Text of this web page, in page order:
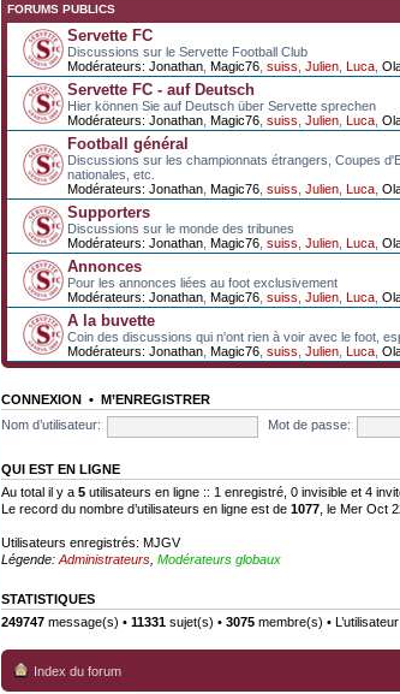
FORUMS PUBLICS
Servette FC
Discussions sur le Servette Football Club
Modérateurs: Jonathan Magic76 suiss Julien Luca
Servette FC - auf Deutsch
Hier können Sie auf Deutsch über Servette sprechen
Modérateurs: Jonathan Magic76 suiss Julien Luca
Football général
Discussions sur les championnats étrangers, Coupes
nationales, etc.
Modérateurs: Jonathan Magic76 suiss Julien Luca
Supporters
Discussions sur le monde des tribunes
Modérateurs: Jonathan Magic76 suiss Julien Luca
Annonces
Pour les annonces liées au foot exclusivement
Modérateurs: Jonathan Magic76 suiss Julien Luca
A la buvette
Coin des discussions qui n'ont rien à voir avec le foot,
Modérateurs: Jonathan Magic76 suiss Julien Luca
CONNEXION • M’ENREGISTRER
Nom d’utilisateur:
Mot de passe:
QUI EST EN LIGNE
Au total il y a 5 utilisateurs en ligne :: 1 enregistré, 0 invisible et 4
Le record du nombre d’utilisateurs en ligne est de 1077 , le Mer Oct
Utilisateurs enregistrés: MJGV
Légende: Administrateurs Modérateurs globaux
STATISTIQUES
249747 message(s) • 11331 sujet(s) • 3075 membre(s) •
Index du forum